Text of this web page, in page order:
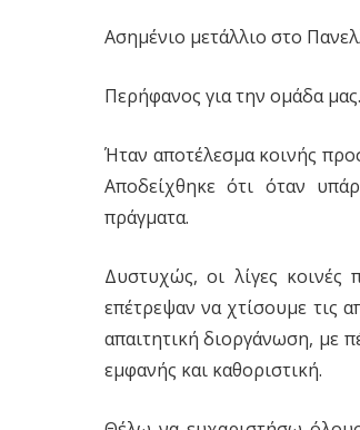
Ασημένιο μετάλλιο στο
Περήφανος για την ομάδα
Ήταν αποτέλεσμα κοινής
Αποδείχθηκε ότι όταν
πράγματα.
Δυστυχώς, οι λίγες
επέτρεψαν να χτίσουμε τις
απαιτητική διοργάνωση, με
εμφανής και καθοριστική.